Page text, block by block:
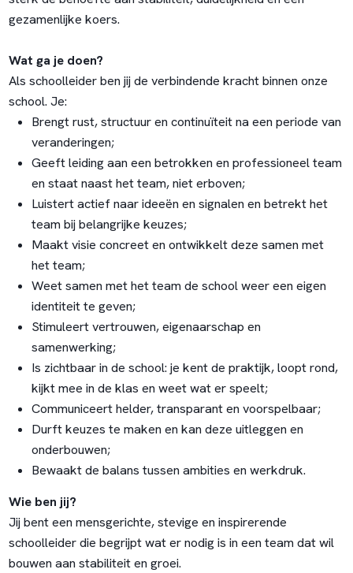
gezamenlijke koers.
Wat ga je doen?
Als schoolleider ben jij de verbindende kracht binnen onze
school. Je:
Brengt rust, structuur en continuïteit na een periode van
veranderingen;
Geeft leiding aan een betrokken en professioneel team
en staat naast het team, niet erboven;
Luistert actief naar ideeën en signalen en betrekt het
team bij belangrijke keuzes;
Maakt visie concreet en ontwikkelt deze samen met
het team;
Weet samen met het team de school weer een eigen
identiteit te geven;
Stimuleert vertrouwen, eigenaarschap en
samenwerking;
Is zichtbaar in de school: je kent de praktijk, loopt rond,
kijkt mee in de klas en weet wat er speelt;
Communiceert helder, transparant en voorspelbaar;
Durft keuzes te maken en kan deze uitleggen en
onderbouwen;
Bewaakt de balans tussen ambities en werkdruk.
Wie ben jij?
Jij bent een mensgerichte, stevige en inspirerende
schoolleider die begrijpt wat er nodig is in een team dat wil
bouwen aan stabiliteit en groei.